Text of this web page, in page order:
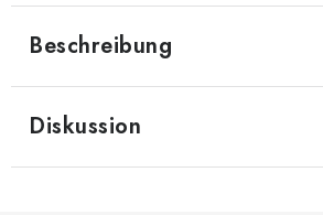
Beschreibung
Diskussion